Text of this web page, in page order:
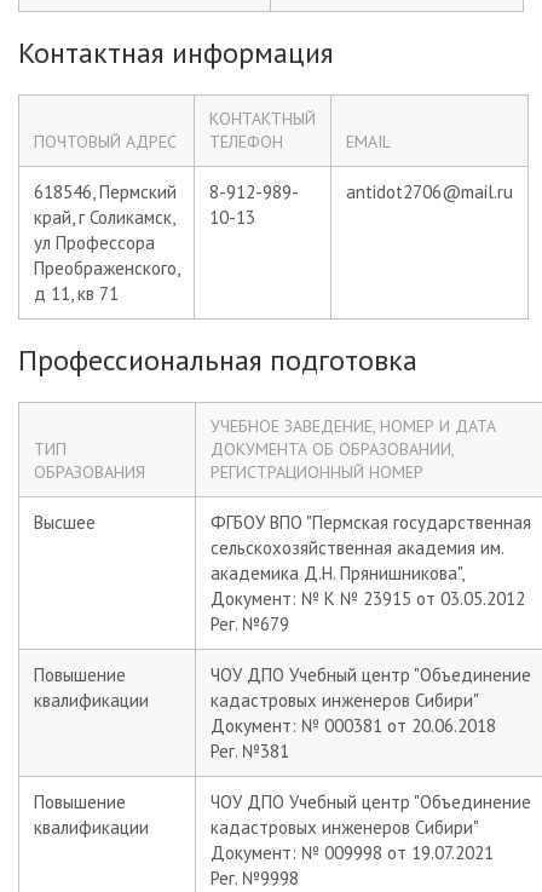
Контактная информация
ПОЧТОВЫЙ АДРЕС
КОНТАКТНЫЙ
ТЕЛЕФОН
EMAIL
618546, Пермский
край, г Соликамск,
ул Профессора
Преображенского,
д 11, кв 71
8-912-989-
10-13
antidot2706@mail.ru
Профессиональная подготовка
ТИП
ОБРАЗОВАНИЯ
УЧЕБНОЕ ЗАВЕДЕНИЕ, НОМЕР И ДАТА
ДОКУМЕНТА ОБ ОБРАЗОВАНИИ,
РЕГИСТРАЦИОННЫЙ НОМЕР
Высшее
ФГБОУ ВПО "Пермская государственная
сельскохозяйственная академия им.
академика Д.Н. Прянишникова",
Документ: № К № 23915 от 03.05.2012
Рег. №679
Повышение
квалификации
ЧОУ ДПО Учебный центр "Объединение
кадастровых инженеров Сибири"
Документ: № 000381 от 20.06.2018
Рег. №381
Повышение
квалификации
ЧОУ ДПО Учебный центр "Объединение
кадастровых инженеров Сибири"
Документ: № 009998 от 19.07.2021
Рег. №9998